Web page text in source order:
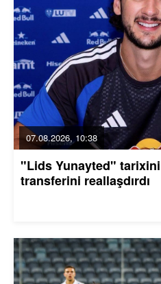
07.08.2026, 10:38
"Lids Yunayted"
transferini reallaşdırdı